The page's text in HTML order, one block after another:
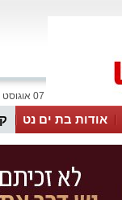
07 אוגוסט 2026 / 02:13
אודות בת ים נט